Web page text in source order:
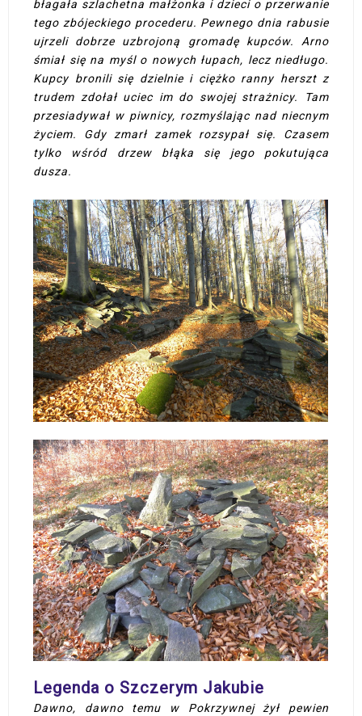
błagała szlachetna małżonka i dzieci o przerwanie
tego zbójeckiego procederu. Pewnego dnia rabusie
ujrzeli dobrze uzbrojoną gromadę kupców. Arno
śmiał się na myśl o nowych łupach, lecz niedługo.
Kupcy bronili się dzielnie i ciężko ranny herszt z
trudem zdołał uciec im do swojej strażnicy. Tam
przesiadywał w piwnicy, rozmyślając nad niecnym
życiem. Gdy zmarł zamek rozsypał się. Czasem
tylko wśród drzew błąka się jego pokutująca
dusza.
Legenda o Szczerym Jakubie
Dawno, dawno temu w Pokrzywnej żył pewien